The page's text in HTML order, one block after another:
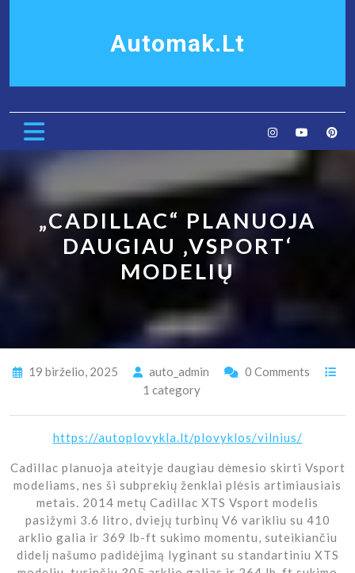
Automak.lt
Open
Button
„CADILLAC“ PLANUOJA
DAUGIAU ‚VSPORT‘
MODELIŲ
19 birželio, 2025 auto_admin
0 Comments
1 category
https://autoplovykla.lt/plovyklos/vilnius/
Cadillac planuoja ateityje daugiau dėmesio skirti Vsport
modeliams, nes ši subprekių ženklai plėsis artimiausiais
metais. 2014 metų Cadillac XTS Vsport modelis
pasižymi 3.6 litro, dviejų turbinų V6 varikliu su 410
arklio galia ir 369 lb-ft sukimo momentu, suteikiančiu
didelį našumo padidėjimą lyginant su standartiniu XTS